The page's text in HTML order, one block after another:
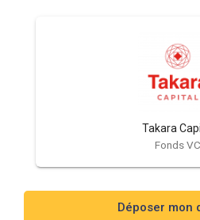
Takara
Fonds VC
Déposer mon